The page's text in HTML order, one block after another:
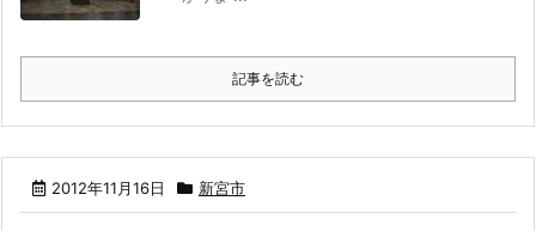
記事を読む
2012年11月16日 新宮市